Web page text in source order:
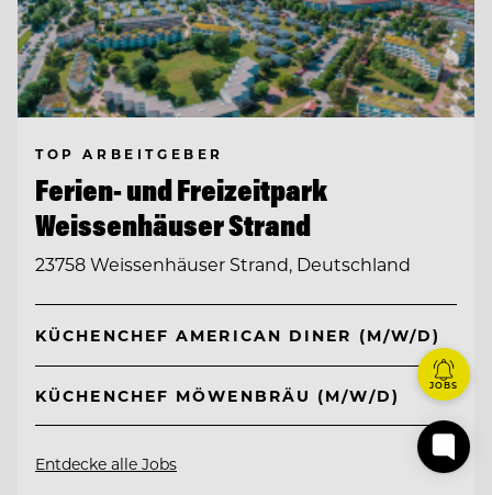
TOP ARBEITGEBER
Ferien- und Freizeitpark
Weissenhäuser Strand
23758 Weissenhäuser Strand, Deutschland
KÜCHENCHEF AMERICAN DINER (M/W/D)
KÜCHENCHEF MÖWENBRÄU (M/W/D)
Entdecke alle Jobs
JOBS